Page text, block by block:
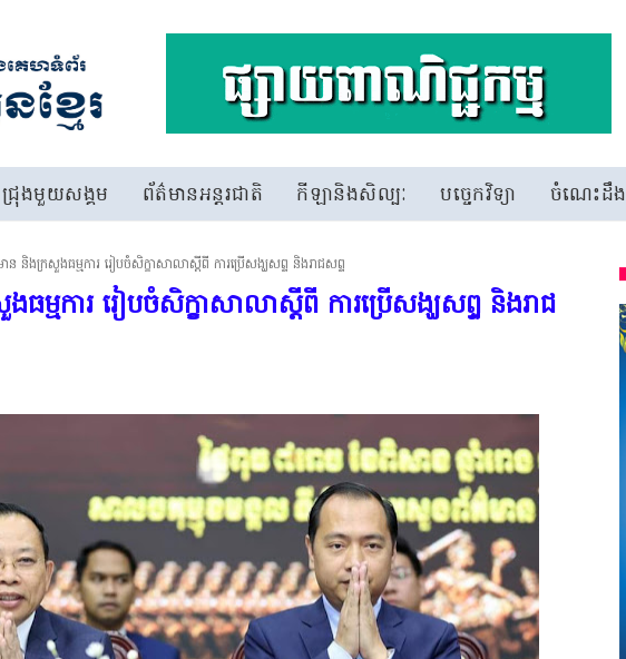
ជ្រុងមួយសង្គម ព័ត៌មានអន្តរជាតិ កីឡានិងសិល្បៈ បច្ចេកវិទ្យា ចំណេះដឹង
ន និងក្រសួងធម្មការ រៀបចំសិក្ខាសាលាស្តីពី ការប្រើសង្ឃសព្ទ និងរាជសព្ទ
ម្មការ រៀបចំសិក្ខាសាលាស្តីពី ការប្រើសង្ឃសព្ទ និងរាជ